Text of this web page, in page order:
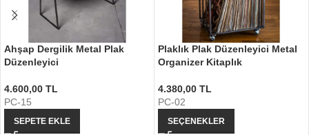
Ahşap Dergilik Metal Plak
Düzenleyici
4.600,00 TL
PC-15
SEPETE EKLE
Plaklık Plak Düzenleyici Metal
Organizer Kitaplık
4.380,00 TL
PC-02
SEÇENEKLER